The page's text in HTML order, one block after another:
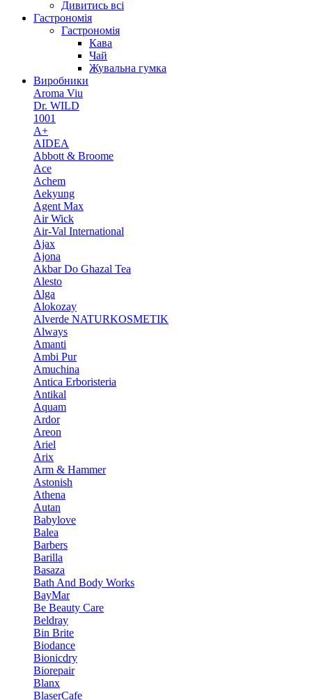
Дивитись всі
Гастрономія
Гастрономія
Кава
Чай
Жувальна гумка
Виробники
Aroma Viu
Dr. WILD
1001
A+
AIDEA
Abbott & Broome
Ace
Achem
Aekyung
Agent Max
Air Wick
Air-Val International
Ajax
Ajona
Akbar Do Ghazal Tea
Alesto
Alga
Alokozay
Alverde NATURKOSMETIK
Always
Amanti
Ambi Pur
Amuchina
Antica Erboristeria
Antikal
Aquam
Ardor
Areon
Ariel
Arix
Arm & Hammer
Astonish
Athena
Autan
Babylove
Balea
Barbers
Barilla
Basaza
Bath And Body Works
BayMar
Be Beauty Care
Beldray
Bin Brite
Biodance
Bionicdry
Biorepair
Blanx
BlaserCafe